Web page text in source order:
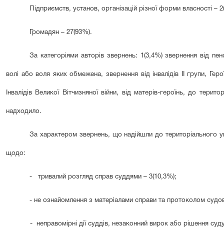
Підприємств, установ, організацій різної форми власності –
Громадян – 27(93%).
За категоріями авторів звернень: 1(3,4%) звернення від
волі або воля яких обмежена, звернення від інвалідів ІІ групи,
Інвалідів Великої Вітчизняної війни, від матерів-героїнь, до
надходило.
За характером звернень, що надійшли до територіального
щодо:
-тривалий розгляд справ суддями – 3(10,3%);
- не ознайомлення з матеріалами справи та протоколом
- неправомірні дії суддів, незаконний вирок або рішення